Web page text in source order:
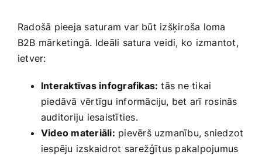
Radošā pieeja saturam var būt izšķiroša loma
B2B mārketingā. Ideāli satura veidi, ko izmantot,
ietver:
Interaktīvas infografikas: tās ne tikai
piedāvā‌ vērtīgu informāciju, bet arī rosinās
auditoriju iesaistīties.
Video materiāli: pievērš uzmanību, sniedzot
iespēju izskaidrot ⁢sarežģītus pakalpojumus